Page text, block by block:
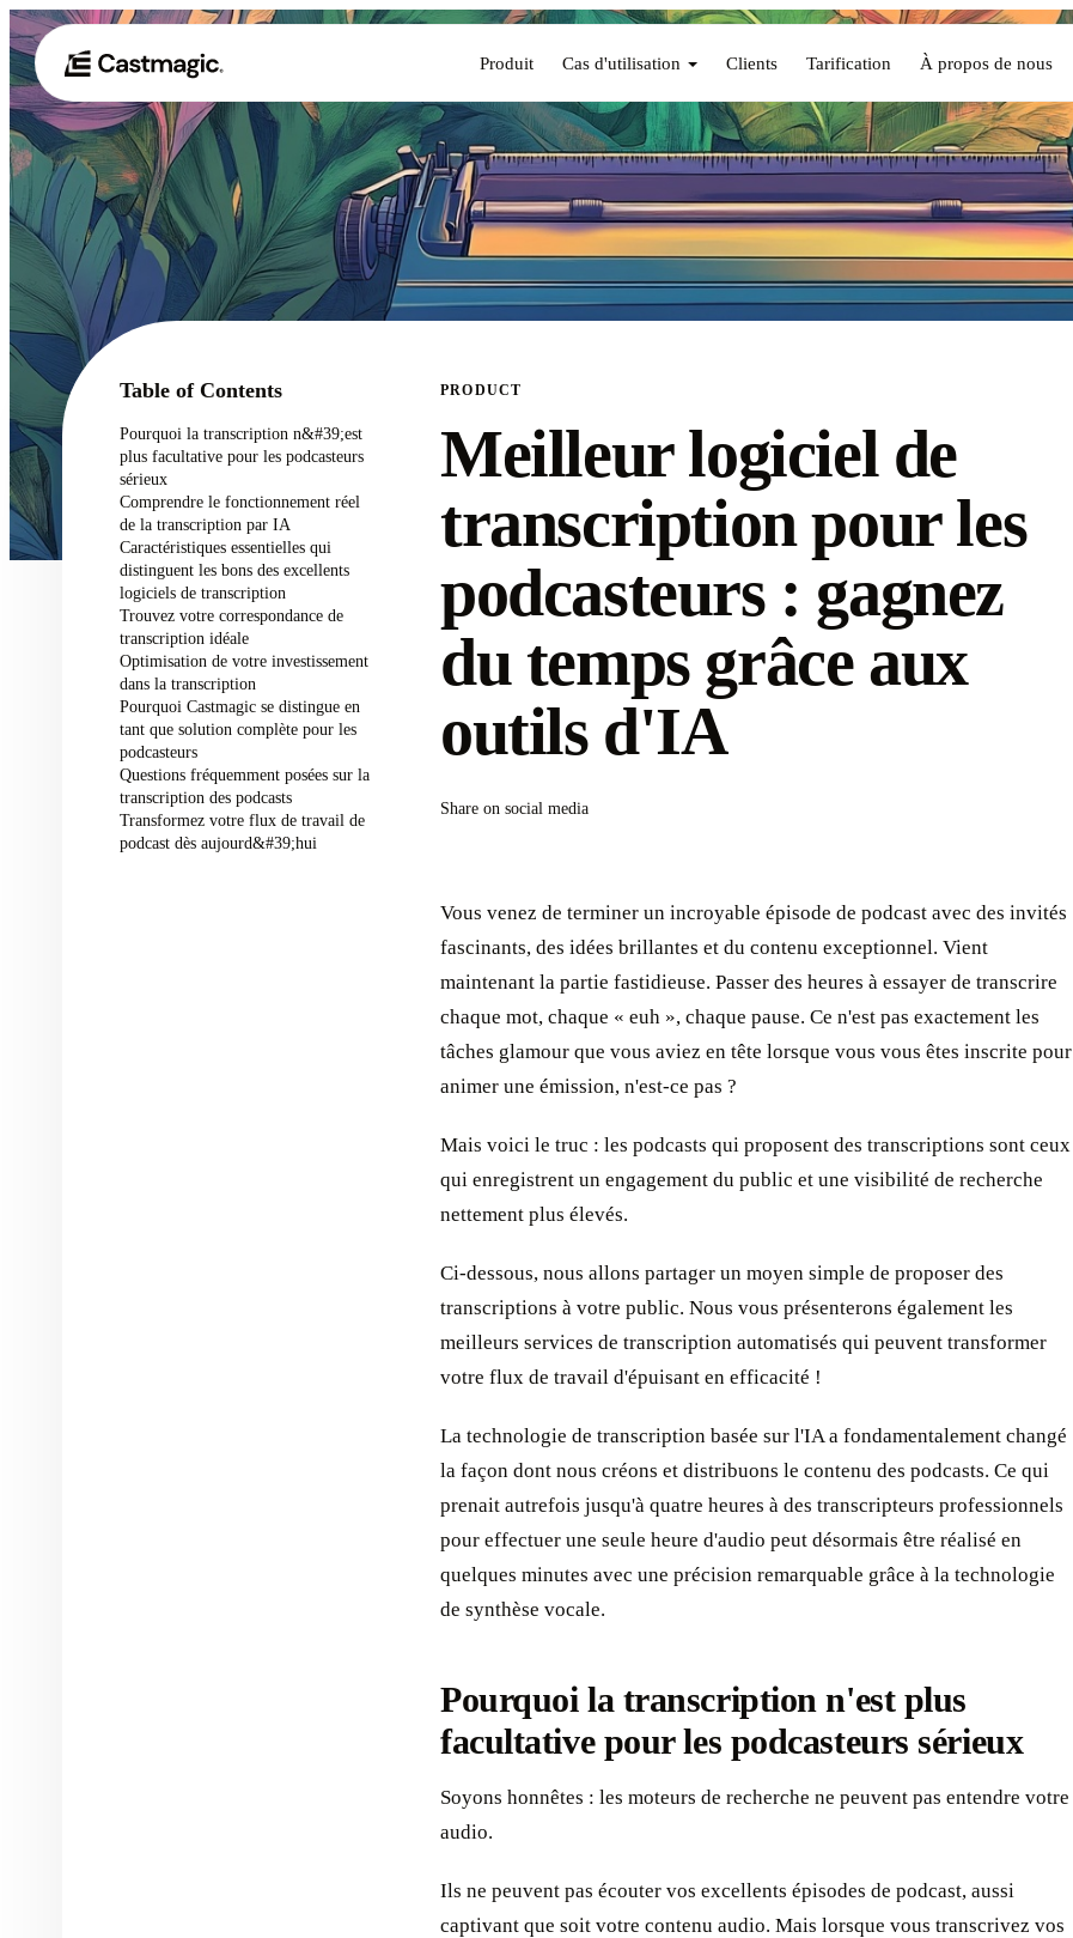
Produit Cas d'utilisation Clients Tarification À propos de nous
Table of Contents
Pourquoi la transcription n&#39;est
plus facultative pour les podcasteurs
sérieux
Comprendre le fonctionnement réel
de la transcription par IA
Caractéristiques essentielles qui
distinguent les bons des excellents
logiciels de transcription
Trouvez votre correspondance de
transcription idéale
Optimisation de votre investissement
dans la transcription
Pourquoi Castmagic se distingue en
tant que solution complète pour les
podcasteurs
Questions fréquemment posées sur la
transcription des podcasts
Transformez votre flux de travail de
podcast dès aujourd&#39;hui
PRODUCT
Meilleur logiciel de
transcription pour les
podcasteurs : gagnez
du temps grâce aux
outils d'IA
Share on social media
Vous venez de terminer un incroyable épisode de podcast avec des invités
fascinants, des idées brillantes et du contenu exceptionnel. Vient
maintenant la partie fastidieuse. Passer des heures à essayer de transcrire
chaque mot, chaque « euh », chaque pause. Ce n'est pas exactement les
tâches glamour que vous aviez en tête lorsque vous vous êtes inscrite pour
animer une émission, n'est-ce pas ?
Mais voici le truc : les podcasts qui proposent des transcriptions sont ceux
qui enregistrent un engagement du public et une visibilité de recherche
nettement plus élevés.
Ci-dessous, nous allons partager un moyen simple de proposer des
transcriptions à votre public. Nous vous présenterons également les
meilleurs services de transcription automatisés qui peuvent transformer
votre flux de travail d'épuisant en efficacité !
La technologie de transcription basée sur l'IA a fondamentalement changé
la façon dont nous créons et distribuons le contenu des podcasts. Ce qui
prenait autrefois jusqu'à quatre heures à des transcripteurs professionnels
pour effectuer une seule heure d'audio peut désormais être réalisé en
quelques minutes avec une précision remarquable grâce à la technologie
de synthèse vocale.
Pourquoi la transcription n'est plus
facultative pour les podcasteurs sérieux
Soyons honnêtes : les moteurs de recherche ne peuvent pas entendre votre
audio.
Ils ne peuvent pas écouter vos excellents épisodes de podcast, aussi
captivant que soit votre contenu audio. Mais lorsque vous transcrivez vos